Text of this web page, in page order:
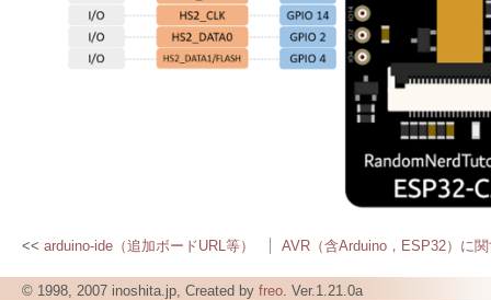
arduino-ide（追加ボードURL等） AVR（含Arduino，ESP32）に
© 1998, 2007 inoshita.jp, Created by freo. Ver.1.21.0a